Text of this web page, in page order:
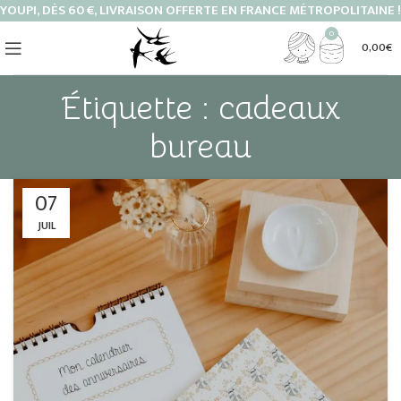
YOUPI, DÈS 60 €, LIVRAISON OFFERTE EN FRANCE MÉTROPOLITAINE !
0
0,00€
Étiquette : cadeaux
bureau
07
JUIL